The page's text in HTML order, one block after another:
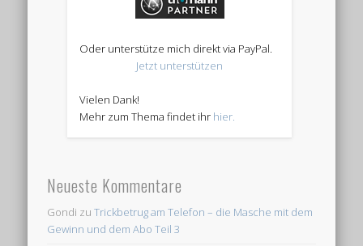
Oder unterstütze mich direkt via PayPal.
Jetzt unterstützen
Vielen Dank!
Mehr zum Thema findet ihr hier.
Neueste Kommentare
Gondi zuTrickbetrug am Telefon – die Masche mit dem
Gewinn und dem Abo Teil 3